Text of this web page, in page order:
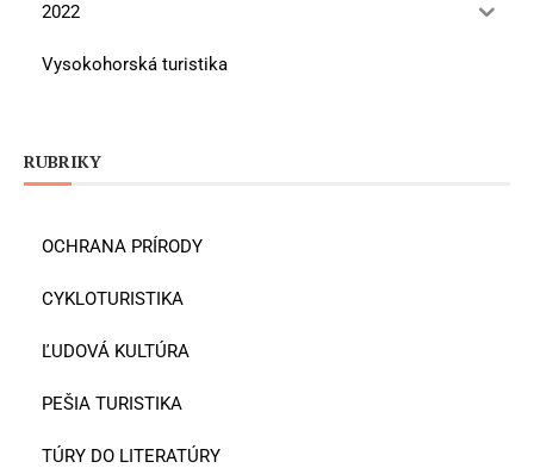
2022
Vysokohorská turistika
RUBRIKY
OCHRANA PRÍRODY
CYKLOTURISTIKA
ĽUDOVÁ KULTÚRA
PEŠIA TURISTIKA
TÚRY DO LITERATÚRY